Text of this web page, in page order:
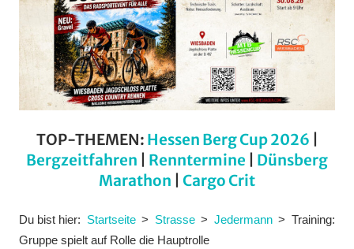
TOP-THEMEN: Hessen Berg Cup 2026
Bergzeitfahren
Renntermine
Dünsberg
Marathon
Cargo Crit
Du bist hier: Startseite Strasse Jedermann
Training:
Gruppe spielt auf Rolle die Hauptrolle